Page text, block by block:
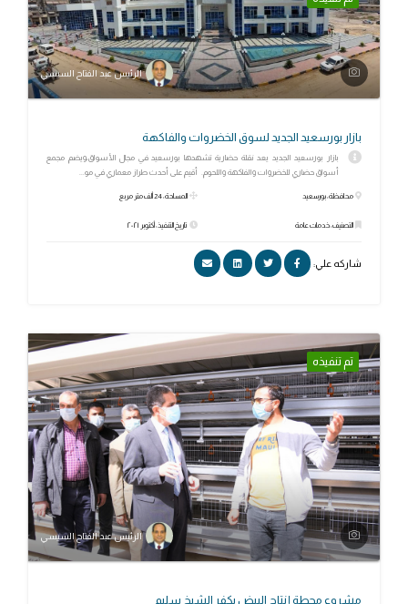
الرئيس عبد الفتاح السيسي
بازار بورسعيد الجديد لسوق الخضروات والفاكهة
بازار بورسعيد الجديد يعد نقلة حضارية تشهدها بورسعيد في مجال الأسواق،ويضم مجمع
أسواق حضاري للخضروات والفاكهة واللحوم. أقيم على أحدث طراز معماري في مو...
محافظة: بورسعيد
التصنيف: خدمات عامة
المساحة: 24 ألف متر مربع
تاريخ التنفيذ: أكتوبر ٢٠٢١
شاركه علي:
تم تنفيذه
الرئيس عبد الفتاح السيسي
مشروع محطة إنتاج البيض بكفر الشيخ سليم